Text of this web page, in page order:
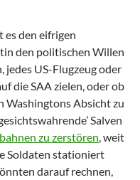
es den eifrigen
den politischen Willen
jedes US-Flugzeug oder
die SAA zielen, oder ob
Washingtons Absicht zu
Salven
zu zerstören, weit
Soldaten stationiert
darauf rechnen,